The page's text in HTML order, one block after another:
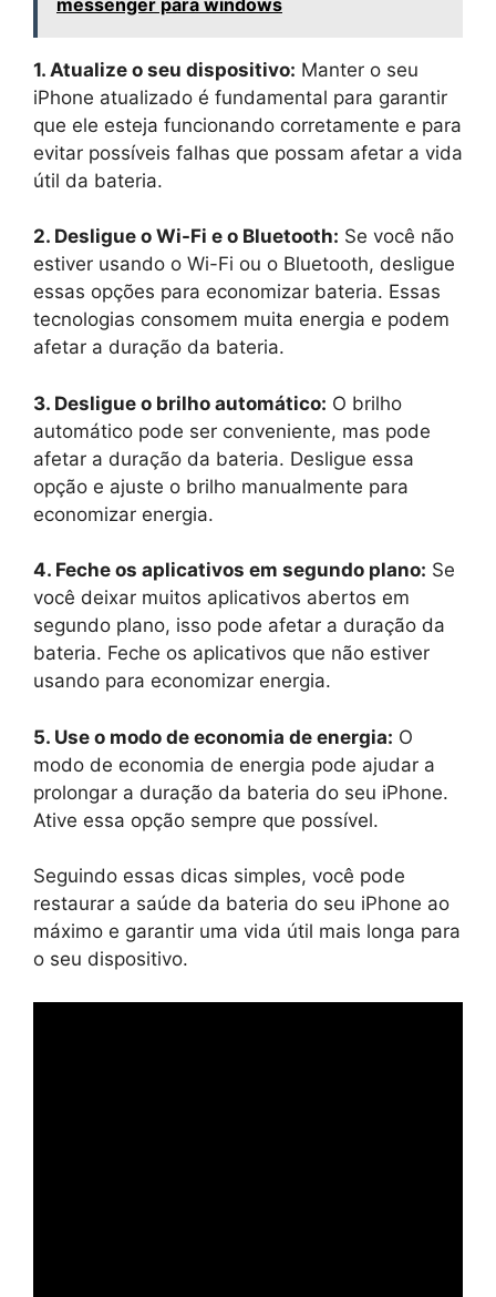
1. Atualize o seu dispositivo: Manter o seu
iPhone atualizado é fundamental para garantir
que ele esteja funcionando corretamente e para
evitar possíveis falhas que possam afetar a vida
útil da bateria.
2. Desligue o Wi-Fi e o Bluetooth: Se você não
estiver usando o Wi-Fi ou o Bluetooth, desligue
essas opções para economizar bateria. Essas
tecnologias consomem muita energia e podem
afetar a duração da bateria.
3. Desligue o brilho automático: O brilho
automático pode ser conveniente, mas pode
afetar a duração da bateria. Desligue essa
opção e ajuste o brilho manualmente para
economizar energia.
4. Feche os aplicativos em segundo plano: Se
você deixar muitos aplicativos abertos em
segundo plano, isso pode afetar a duração da
bateria. Feche os aplicativos que não estiver
usando para economizar energia.
5. Use o modo de economia de energia: O
modo de economia de energia pode ajudar a
prolongar a duração da bateria do seu iPhone.
Ative essa opção sempre que possível.
Seguindo essas dicas simples, você pode
restaurar a saúde da bateria do seu iPhone ao
máximo e garantir uma vida útil mais longa para
o seu dispositivo.